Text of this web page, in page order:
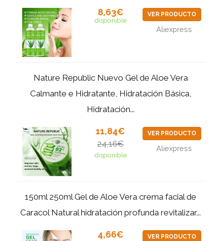
8,63€
disponible
VER PRODUCTO
Aliexpress
Nature Republic Nuevo Gel de Aloe Vera
Calmante e Hidratante, Hidratación Básica,
Hidratación...
11,84€
24,16€
disponible
VER PRODUCTO
Aliexpress
150ml 250ml Gel de Aloe Vera crema facial de
Caracol Natural hidratación profunda revitalizar...
4,66€ VER PRODUCTO